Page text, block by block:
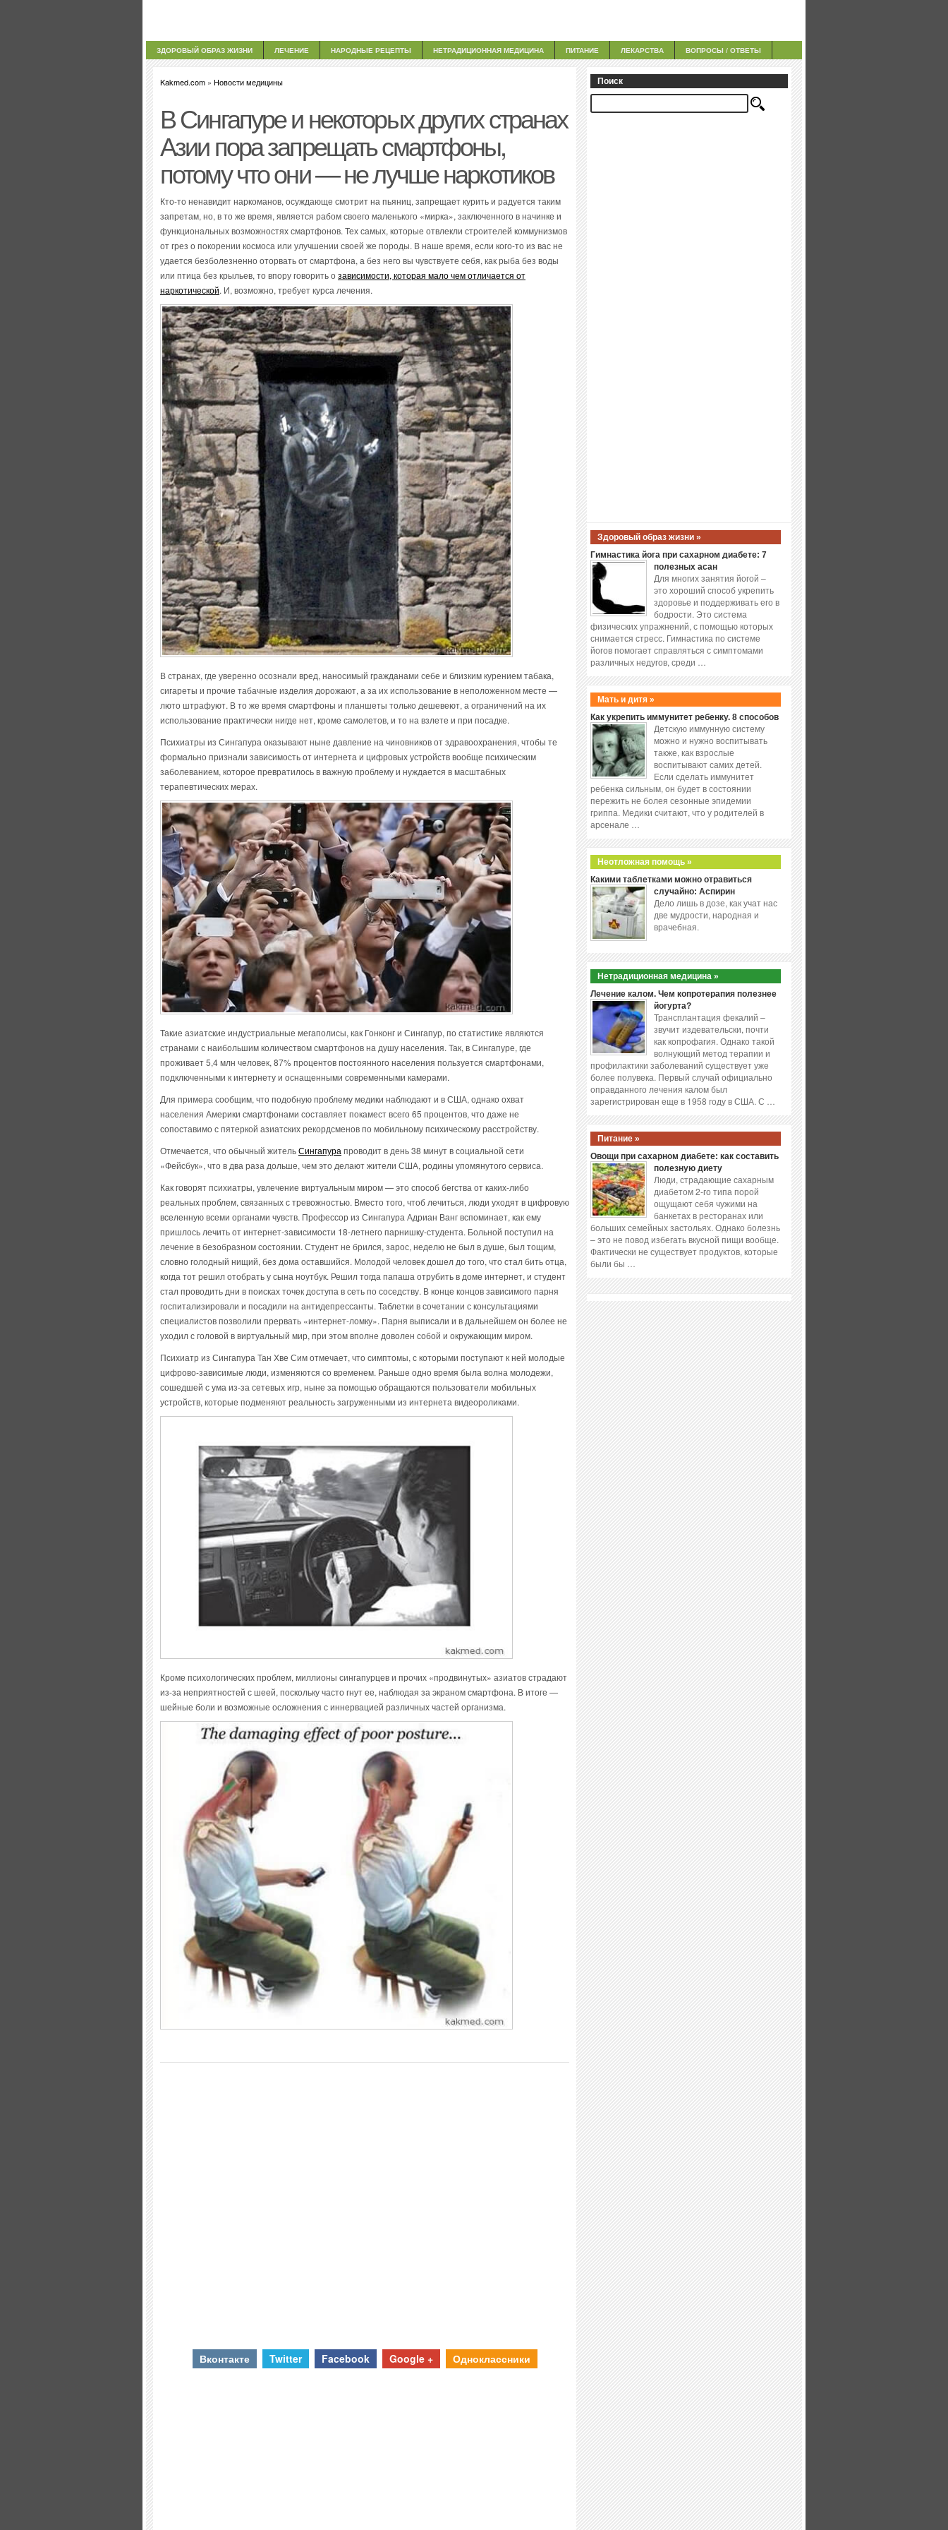
ЗДОРОВЫЙ ОБРАЗ ЖИЗНИ ЛЕЧЕНИЕ НАРОДНЫЕ РЕЦЕПТЫ НЕТРАДИЦИОННАЯ МЕДИЦИНА ПИТАНИЕ ЛЕКАРСТВА ВОПРОСЫ / ОТВЕТЫ
Kakmed.com » Новости медицины
В Сингапуре и некоторых других странах
Азии пора запрещать смартфоны,
потому что они — не лучше наркотиков
Кто-то ненавидит наркоманов, осуждающе смотрит на пьяниц, запрещает курить и радуется таким
запретам, но, в то же время, является рабом своего маленького «мирка», заключенного в начинке и
функциональных возможностях смартфонов. Тех самых, которые отвлекли строителей коммунизмов
от грез о покорении космоса или улучшении своей же породы. В наше время, если кого-то из вас не
удается безболезненно оторвать от смартфона, а без него вы чувствуете себя, как рыба без воды
или птица без крыльев, то впору говорить озависимости, которая мало чем отличается от
наркотической. И, возможно, требует курса лечения.
В странах, где уверенно осознали вред, наносимый гражданами себе и близким курением табака,
сигареты и прочие табачные изделия дорожают, а за их использование в неположенном месте —
люто штрафуют. В то же время смартфоны и планшеты только дешевеют, а ограничений на их
использование практически нигде нет, кроме самолетов, и то на взлете и при посадке.
Психиатры из Сингапура оказывают ныне давление на чиновников от здравоохранения, чтобы те
формально признали зависимость от интернета и цифровых устройств вообще психическим
заболеванием, которое превратилось в важную проблему и нуждается в масштабных
терапевтических мерах.
Такие азиатские индустриальные мегаполисы, как Гонконг и Сингапур, по статистике являются
странами с наибольшим количеством смартфонов на душу населения. Так, в Сингапуре, где
проживает 5,4 млн человек, 87% процентов постоянного населения пользуется смартфонами,
подключенными к интернету и оснащенными современными камерами.
Для примера сообщим, что подобную проблему медики наблюдают и в США, однако охват
населения Америки смартфонами составляет покамест всего 65 процентов, что даже не
сопоставимо с пятеркой азиатских рекордсменов по мобильному психическому расстройству.
Отмечается, что обычный жительСингапура проводит в день 38 минут в социальной сети
«Фейсбук», что в два раза дольше, чем это делают жители США, родины упомянутого сервиса.
Как говорят психиатры, увлечение виртуальным миром — это способ бегства от каких-либо
реальных проблем, связанных с тревожностью. Вместо того, чтоб лечиться, люди уходят в цифровую
вселенную всеми органами чувств. Профессор из Сингапура Адриан Ванг вспоминает, как ему
пришлось лечить от интернет-зависимости 18-летнего парнишку-студента. Больной поступил на
лечение в безобразном состоянии. Студент не брился, зарос, неделю не был в душе, был тощим,
словно голодный нищий, без дома оставшийся. Молодой человек дошел до того, что стал бить отца,
когда тот решил отобрать у сына ноутбук. Решил тогда папаша отрубить в доме интернет, и студент
стал проводить дни в поисках точек доступа в сеть по соседству. В конце концов зависимого парня
госпитализировали и посадили на антидепрессанты. Таблетки в сочетании с консультациями
специалистов позволили прервать «интернет-ломку». Парня выписали и в дальнейшем он более не
уходил с головой в виртуальный мир, при этом вполне доволен собой и окружающим миром.
Психиатр из Сингапура Тан Хве Сим отмечает, что симптомы, с которыми поступают к ней молодые
цифрово-зависимые люди, изменяются со временем. Раньше одно время была волна молодежи,
сошедшей с ума из-за сетевых игр, ныне за помощью обращаются пользователи мобильных
устройств, которые подменяют реальность загруженными из интернета видеороликами.
Кроме психологических проблем, миллионы сингапурцев и прочих «продвинутых» азиатов страдают
из-за неприятностей с шеей, поскольку часто гнут ее, наблюдая за экраном смартфона. В итоге —
шейные боли и возможные осложнения с иннервацией различных частей организма.
Вконтакте Twitter Facebook Google + Одноклассники
Поиск
Здоровый образ жизни »
Гимнастика йога при сахарном диабете: 7
полезных асан
Для многих занятия йогой –
это хороший способ укрепить
здоровье и поддерживать его в
бодрости. Это система
физических упражнений, с помощью которых
снимается стресс. Гимнастика по системе
йогов помогает справляться с симптомами
различных недугов, среди …
Мать и дитя »
Как укрепить иммунитет ребенку. 8 способов
Детскую иммунную систему
можно и нужно воспитывать
также, как взрослые
воспитывают самих детей.
Если сделать иммунитет
ребенка сильным, он будет в состоянии
пережить не болея сезонные эпидемии
гриппа. Медики считают, что у родителей в
арсенале …
Неотложная помощь »
Какими таблетками можно отравиться
случайно: Аспирин
Дело лишь в дозе, как учат нас
две мудрости, народная и
врачебная.
Нетрадиционная медицина »
Лечение калом. Чем копротерапия полезнее
йогурта?
Трансплантация фекалий –
звучит издевательски, почти
как копрофагия. Однако такой
волнующий метод терапии и
профилактики заболеваний существует уже
более полувека. Первый случай официально
оправданного лечения калом был
зарегистрирован еще в 1958 году в США. С …
Питание »
Овощи при сахарном диабете: как составить
полезную диету
Люди, страдающие сахарным
диабетом 2-го типа порой
ощущают себя чужими на
банкетах в ресторанах или
больших семейных застольях. Однако болезнь
– это не повод избегать вкусной пищи вообще.
Фактически не существует продуктов, которые
были бы …